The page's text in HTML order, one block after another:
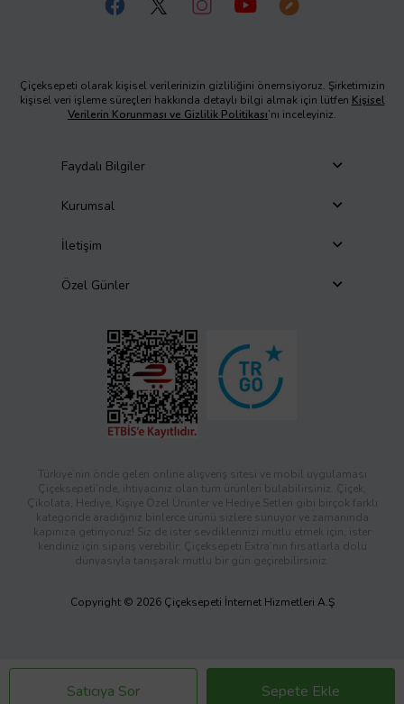
Satıcıya Sor Sepete Ekle
Çiçeksepeti olarak kişisel verilerinizin gizliliğini önemsiyoruz. Şirketimizin
kişisel veri işleme süreçleri hakkında detaylı bilgi almak için lütfen Kişisel
Verilerin Korunması ve Gizlilik Politikası’nı inceleyiniz.
Faydalı Bilgiler
Kurumsal
İletişim
Özel Günler
Türkiye’nin önde gelen online alışveriş sitesi ve mobil uygulaması
Çiçeksepeti’nde, ihtiyacınız olan tüm ürünleri bulabilirsiniz. Çiçek,
Çikolata, Hediye, Kişiye Özel Ürünler ve Hediye Setleri gibi birçok farklı
kategoride aradığınız binlerce ürünü sizlere sunuyor ve zamanında
kapınıza getiriyoruz! Siz de ister sevdiklerinizi mutlu etmek için, ister
kendiniz için sipariş verebilir; Çiçeksepeti Extra’nın fırsatlarla dolu
dünyasıyla tanışarak mutlu bir gün geçirebilirsiniz.
Copyright © 2026 Çiçeksepeti İnternet Hizmetleri A.Ş